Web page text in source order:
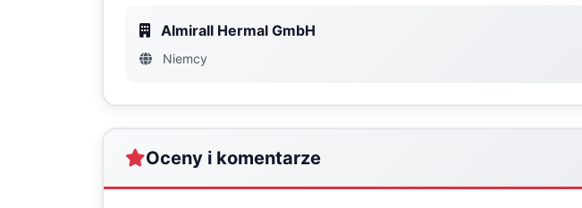
Almirall Hermal GmbH
Niemcy
Oceny i komentarze